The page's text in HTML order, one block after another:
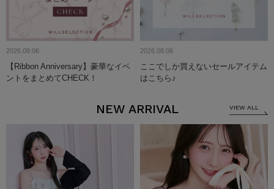
2026.08.06
【Ribbon Anniversary】豪華なイベ
ントをまとめてCHECK！
2026.08.06
ここでしか買えないセールアイテム
はこちら♪
NEW ARRIVAL VIEW ALL